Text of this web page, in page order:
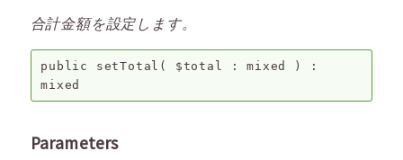
合計金額を設定します。
public setTotal ( $total :mixed
) :
mixed
Parameters